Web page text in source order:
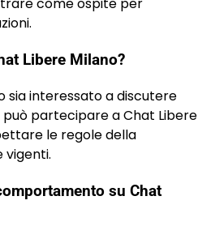
come ospite per
Libere Milano?
sia interessato a discutere
partecipare a Chat Libere
le regole della
vigenti.
su Chat